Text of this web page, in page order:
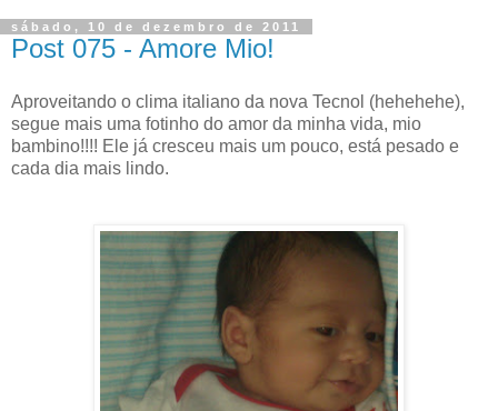
sábado, 10 de dezembro de 2011
Post 075 - Amore Mio!
Aproveitando o clima italiano da nova Tecnol (hehehehe),
segue mais uma fotinho do amor da minha vida, mio
bambino!!!! Ele já cresceu mais um pouco, está pesado e
cada dia mais lindo.